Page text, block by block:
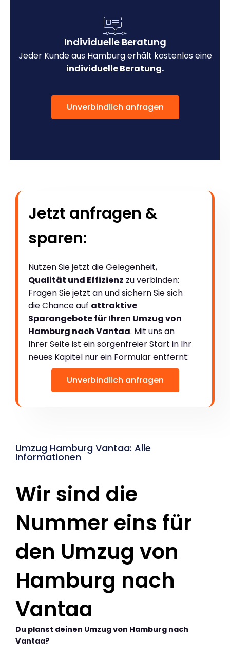
Individuelle Beratung
Jeder Kunde aus Hamburg erhält kostenlos eine
individuelle Beratung.
Unverbindlich anfragen
Jetzt anfragen &
sparen:
Nutzen Sie jetzt die Gelegenheit,
Qualität und Effizienz zu verbinden:
Fragen Sie jetzt an und sichern Sie sich
die Chance auf attraktive
Sparangebote für Ihren Umzug von
Hamburg nach Vantaa. Mit uns an
Ihrer Seite ist ein sorgenfreier Start in Ihr
neues Kapitel nur ein Formular entfernt:
Unverbindlich anfragen
Umzug Hamburg Vantaa: Alle
Informationen
Wir sind die
Nummer eins für
den Umzug von
Hamburg nach
Vantaa
Du planst deinen Umzug von Hamburg nach
Vantaa?